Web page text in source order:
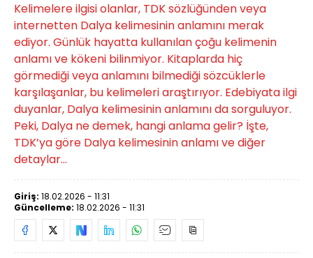
Kelimelere ilgisi olanlar, TDK sözlüğünden veya
internetten Dalya kelimesinin anlamını merak
ediyor. Günlük hayatta kullanılan çoğu kelimenin
anlamı ve kökeni bilinmiyor. Kitaplarda hiç
görmediği veya anlamını bilmediği sözcüklerle
karşılaşanlar, bu kelimeleri araştırıyor. Edebiyata ilgi
duyanlar, Dalya kelimesinin anlamını da sorguluyor.
Peki, Dalya ne demek, hangi anlama gelir? İşte,
TDK’ya göre Dalya kelimesinin anlamı ve diğer
detaylar...
Giriş: 18.02.2026 - 11:31
Güncelleme: 18.02.2026 - 11:31